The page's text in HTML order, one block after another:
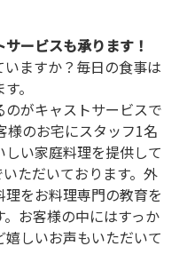
ービスも承ります！
ますか？毎日の食事は
。
がキャストサービスで
様のお宅にスタッフ1名
い家庭料理を提供して
ただいております。外
をお料理専門の教育を
お客様の中にはすっか
しいお声もいただいて